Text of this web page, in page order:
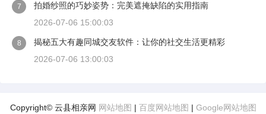
7
拍婚纱照的巧妙姿势：完美遮掩缺陷的实用指南
2026-07-06 15:00:03
8
揭秘五大有趣同城交友软件：让你的社交生活更精彩
2026-07-06 13:00:03
Copyright© 云县相亲网 网站地图 | 百度网站地图 | Google网站地图